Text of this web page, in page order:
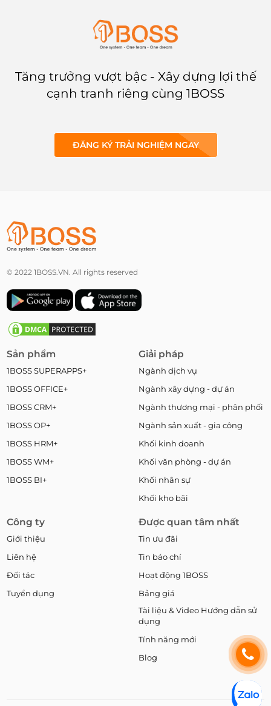
không có phần mềm này. Bài
viết này sẽ trình bày về thách
thức khi hoạt động kinh doanh
chuỗi cửa hàng, lợi ích
củaphần mềm quản lý chuỗi
cửa hàngvà giải pháp cho
Tăng trưởng vượt bậc - Xây dựng lợi thế
cạnh tranh riêng cùng 1BOSS
ĐĂNG KÝ TRẢI NGHIỆM NGAY
© 2022 1BOSS.VN. All rights reserved
Sản phẩm
1BOSS SUPERAPPS+
1BOSS OFFICE+
1BOSS CRM+
1BOSS OP+
1BOSS HRM+
1BOSS WM+
1BOSS BI+
Giải pháp
Ngành dịch vụ
Ngành xây dựng - dự án
Ngành thương mại - phân phối
Ngành sản xuất - gia công
Khối kinh doanh
Khối văn phòng - dự án
Khối nhân sự
Khối kho bãi
Công ty
Giới thiệu
Liên hệ
Đối tác
Tuyển dụng
Được quan tâm nhất
Tin ưu đãi
Tin báo chí
Hoạt động 1BOSS
Bảng giá
Tài liệu & Video Hướng dẫn sử
dụng
Tính năng mới
Blog